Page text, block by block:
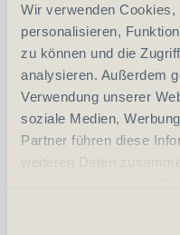
Wir verwenden
personalisieren,
zu können und die
analysieren. Außerdem
Verwendung unserer
soziale Medien,
Partner führen diese
weiteren Daten
SIG PE90 Blue Star